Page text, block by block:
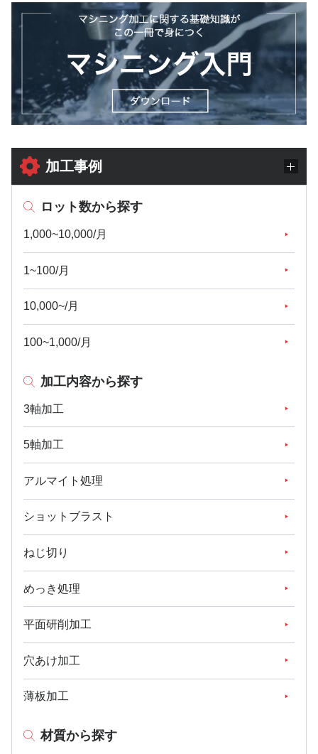
加工事例
ロット数から探す
1,000~10,000/月
1~100/月
10,000~/月
100~1,000/月
加工内容から探す
3軸加工
5軸加工
アルマイト処理
ショットブラスト
ねじ切り
めっき処理
平面研削加工
穴あけ加工
薄板加工
材質から探す